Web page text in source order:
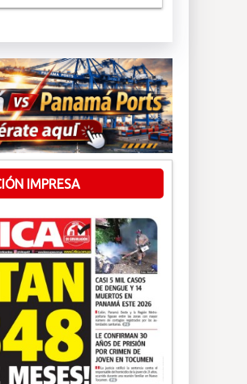
IMPRESA